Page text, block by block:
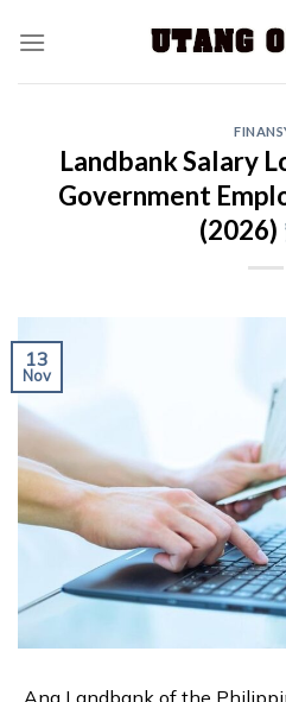
Landbank Salary
Government
(2026)
13
Nov
Ang Landbank of the